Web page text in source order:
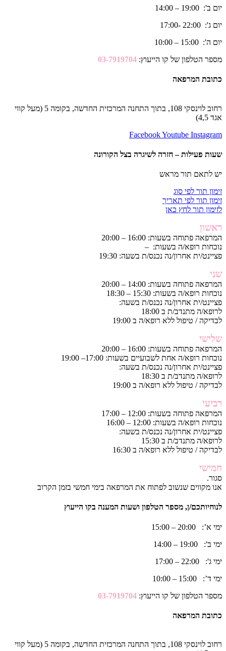
יום ב': 19:00 – 14:00
יום ג': 22:00 -17:00
יום ה': 15:00 – 10:00
מספר הטלפון של קו הייעוץ: 03-7919704
כתובת המרפאה
רחוב לוינסקי 108, בתוך התחנה המרכזית החדשה, בקומה 5 (מעל קווי
אגד 4,5)
FacebookYoutube Instagram
שעות פעילות – חזרה לשיגרה בצל הקורונה
יש לתאם תור מראש
זימון תור לפי סוג
זימון תור לפי תאריך
לזימון תור לחץ כאן
ראשון
המרפאה פתוחה בשעות: 16:00 – 20:00
נוכחות רופא/ה בשעות: –
פציינט/ית אחרון/נה נכנס/ת בשעה: 19:30
שני
המרפאה פתוחה בשעות: 14:00 – 20:00
נוכחות רופא/ה בשעות: 15:30 – 18:30
פציינט/ית אחרון/נה נכנס/ת בשעה:
לרופא/ה מתנדב/ת ב 18:00
לבדיקה / טיפול ללא רופא/ה ב 19:00
שלישי
המרפאה פתוחה בשעות: 16:00 – 20:00
נוכחות רופא/ה אחת לשבועיים בשעות: 17:00– 19:00
פציינט/ית אחרון/נה נכנס/ת בשעה:
לרופא/ה מתנדב/ת ב 18:30
לבדיקה / טיפול ללא רופא/ה ב 19:00
רביעי
המרפאה פתוחה בשעות: 12:00 – 17:00
נוכחות רופא/ה בשעות: 12:00 – 16:00
פציינט/ית אחרון/נה נכנס/ת בשעה:
לרופא/ה מתנדב/ת ב 15:30
לבדיקה / טיפול ללא רופא/ה ב 16:30
חמישי
סגור.
אנו מקווים שנשוב לפתוח את המרפאה בימי חמשי בזמן הקרוב
לנוחיותכם/ן, מספר הטלפון ושעות המענה בקו הייעוץ
ימי א’: 20:00 – 15:00
ימי ב': 19:00 – 14:00
ימי ג': 22:00 – 17:00
ימי ד’: 15:00 – 10:00
מספר הטלפון של קו הייעוץ: 03-7919704
כתובת המרפאה
רחוב לוינסקי 108, בתוך התחנה המרכזית החדשה, בקומה 5 (מעל קווי